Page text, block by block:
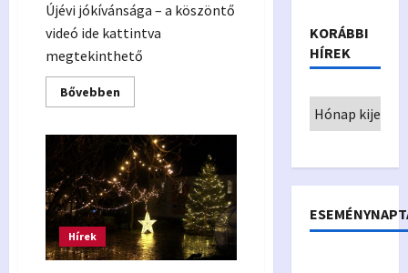
Újévi jókívánsága – a köszöntő
videó ide kattintva
megtekinthető
Bővebben
more
Új
Évet
Alsóörs!
Hírek
KORÁBBI
HÍREK